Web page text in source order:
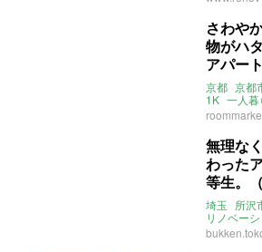
リノベ百貨
さわや
物がハ
アパー
上京区
京都 京都
1K 一人暮
ライター：
ルームマー
無理な
わった
等生。
の賃貸
埼玉 所沢
リノベー
アクセント